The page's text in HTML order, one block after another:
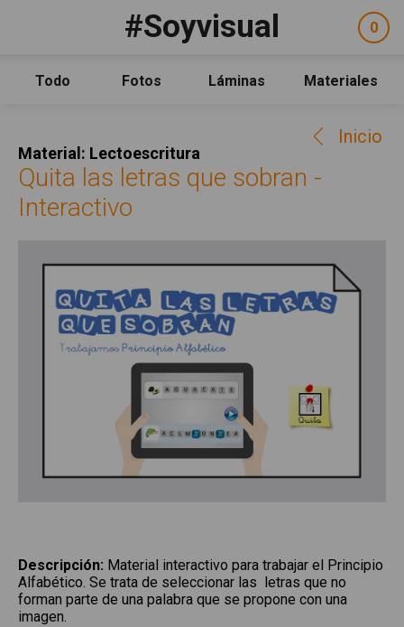
#Soyvisual
Todo
Fotos Láminas Materiales
0
Material: Lectoescritura
Inicio
Quita las letras que sobran -
Interactivo
Descripción: Material interactivo para trabajar el Principio
Alfabético. Se trata de seleccionar las letras que no
forman parte de una palabra que se propone con una
imagen.
FacebookYouTubeTwitter
Qué es #Soyvisual
Guía de uso
Contacto
Política de uso
Créditos